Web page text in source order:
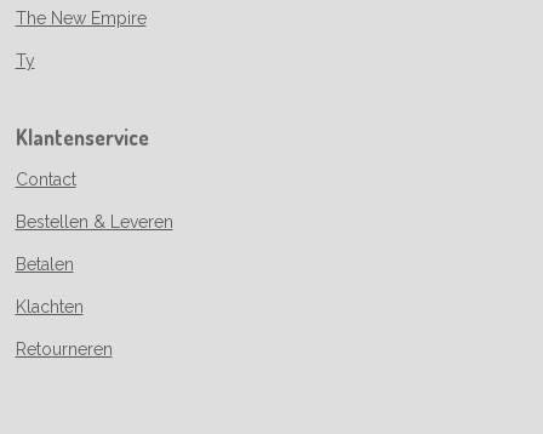
The New Empire
Ty
Klantenservice
Contact
Bestellen & Leveren
Betalen
Klachten
Retourneren